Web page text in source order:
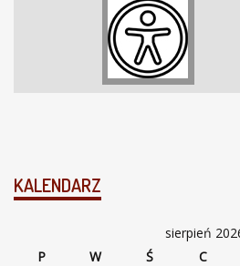
KALENDARZ
sierpień
P
W Ś C